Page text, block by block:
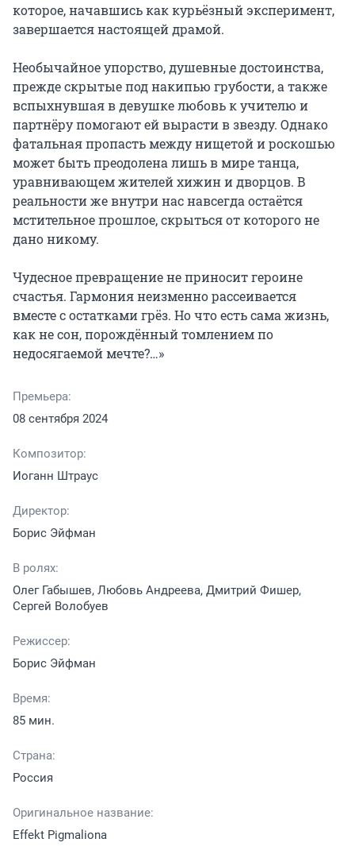
которое, начавшись как курьёзный эксперимент,
завершается настоящей драмой.
Необычайное упорство, душевные достоинства,
прежде скрытые под накипью грубости, а также
вспыхнувшая в девушке любовь к учителю и
партнёру помогают ей вырасти в звезду. Однако
фатальная пропасть между нищетой и роскошью
может быть преодолена лишь в мире танца,
уравнивающем жителей хижин и дворцов. В
реальности же внутри нас навсегда остаётся
мстительное прошлое, скрыться от которого не
дано никому.
Чудесное превращение не приносит героине
счастья. Гармония неизменно рассеивается
вместе с остатками грёз. Но что есть сама жизнь,
как не сон, порождённый томлением по
недосягаемой мечте?…»
Премьера:
08 сентября 2024
Композитор:
Иоганн Штраус
Директор:
Борис Эйфман
В ролях:
Олег Габышев, Любовь Андреева, Дмитрий Фишер,
Сергей Волобуев
Режиссер:
Борис Эйфман
Время:
85 мин.
Страна:
Россия
Оригинальное название:
Effekt Pigmaliona